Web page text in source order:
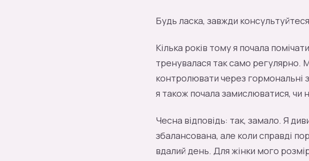
Будь ласка, завжди
Кілька років тому я почала
тренувалася так само регулярно.
контролювати через гормональні
я також почала замислюватися, чи
Чесна відповідь: так, замало. Я
збалансована, але коли справді
вдалий день. Для жінки мого